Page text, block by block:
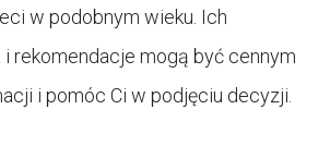
w podobnym wieku. Ich
rekomendacje mogą być cennym
i pomóc Ci w podjęciu decyzji.